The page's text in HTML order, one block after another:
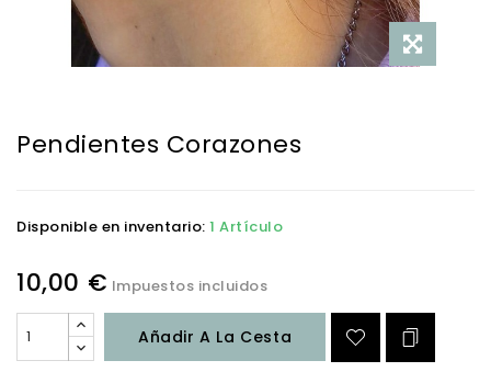
Pendientes Corazones
Disponible en inventario: 1 Artículo
10,00 € Impuestos incluidos
Añadir A La Cesta